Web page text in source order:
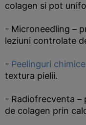
colagen si pot
- Microneedling –
leziuni controlate
- Peelinguri chimice
textura pielii.
- Radiofrecventa –
de colagen prin